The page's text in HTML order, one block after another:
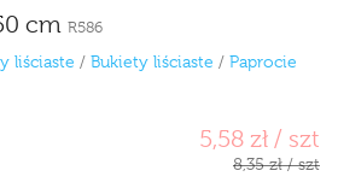
cm R586
liściaste / Bukiety liściaste / Paprocie
5,58 zł / szt
8,35 zł / szt